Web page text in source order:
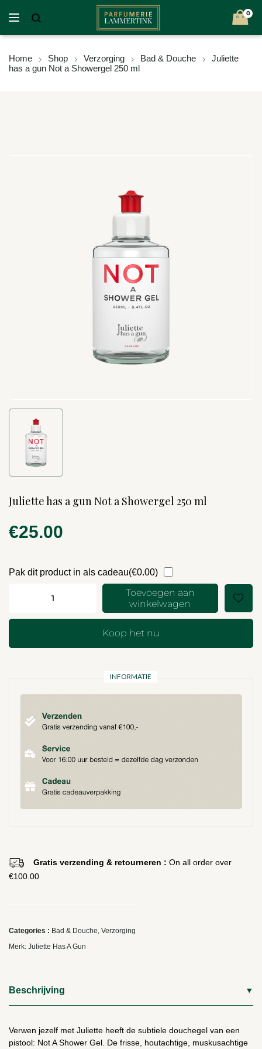
0
Home Shop Verzorging Bad & Douche
Juliette
has a gun Not a Showergel 250 ml
Juliette has a gun Not a Showergel 250 ml
€25.00
Pak dit product in als cadeau(€0.00)
Toevoegen aan
winkelwagen
Koop het nu
INFORMATIE
Gratis verzending & retourneren : On all order over
€100.00
Categories : Bad & Douche Verzorging
Merk: Juliette Has A Gun
Beschrijving
Verwen jezelf met Juliette heeft de subtiele douchegel van een
pistool: Not A Shower Gel . De frisse, houtachtige, muskusachtige